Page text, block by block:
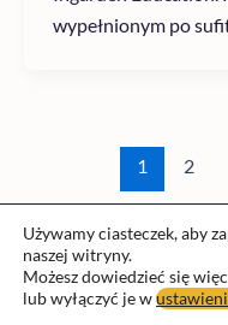
wypełnionym po
1 2
Prawa autorskie © 2026
Używamy ciasteczek, aby
naszej witryny.
Możesz dowiedzieć się
lub wyłączyć je w